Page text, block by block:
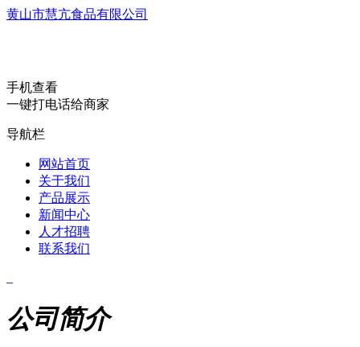
黄山市慧亢食品有限公司
手机查看
一键打电话给商家
导航栏
网站首页
关于我们
产品展示
新闻中心
人才招聘
联系我们
公司简介